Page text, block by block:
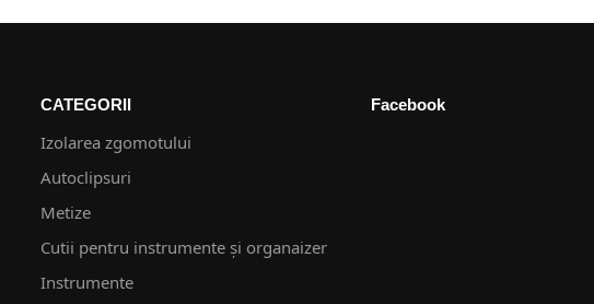
CATEGORII
Izolarea zgomotului
Autoclipsuri
Metize
Cutii pentru instrumente și organaizer
Instrumente
Facebook